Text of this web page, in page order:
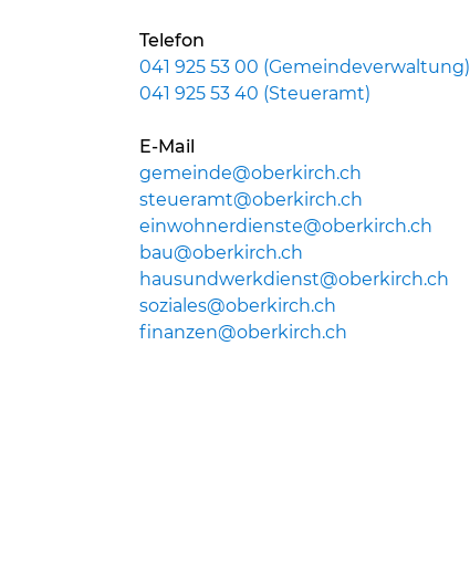
Telefon
041 925 53 00 (Gemeindeverwaltung)
041 925 53 40 (Steueramt)
E-Mail
gemeinde@oberkirch.ch
steueramt@oberkirch.ch
einwohnerdienste@oberkirch.ch
bau@oberkirch.ch
hausundwerkdienst@oberkirch.ch
soziales@oberkirch.ch
finanzen@oberkirch.ch